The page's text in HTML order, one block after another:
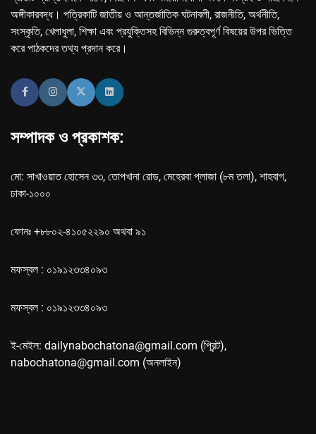
অঙ্গীকারবদ্ধ। পত্রিকাটি জাতীয় ও আন্তর্জাতিক ঘটনাবলী, রাজনীতি, অর্থনীতি,
সংস্কৃতি, খেলাধুলা, শিক্ষা এবং প্রযুক্তিসহ বিভিন্ন গুরুত্বপূর্ণ বিষয়ের উপর ভিত্তি
করে পাঠকদের তথ্য প্রদান করে।
সম্পাদক ও প্রকাশক:
মো: সাখাওয়াত হোসেন ৩৩, তোপখানা রোড, মেহেরবা প্লাজা (৮ম তলা), শাহবাগ,
ঢাকা-১০০০
ফোনঃ +৮৮০২-৪১০৫২২৯০ অথবা ৯১
মফস্বল : ০১৯১২৩৩৪০৯৩
মফস্বল : ০১৯১২৩৩৪০৯৩
ই-মেইল: dailynabochatona@gmail.com (প্রিন্ট),
nabochatona@gmail.com (অনলাইন)